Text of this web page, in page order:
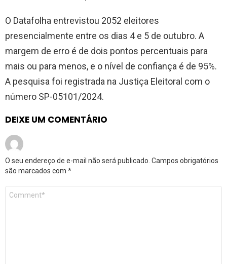
O Datafolha entrevistou 2052 eleitores
presencialmente entre os dias 4 e 5 de outubro. A
margem de erro é de dois pontos percentuais para
mais ou para menos, e o nível de confiança é de 95%.
A pesquisa foi registrada na Justiça Eleitoral com o
número SP-05101/2024.
DEIXE UM COMENTÁRIO
O seu endereço de e-mail não será publicado. Campos obrigatórios
são marcados com *
Comentário